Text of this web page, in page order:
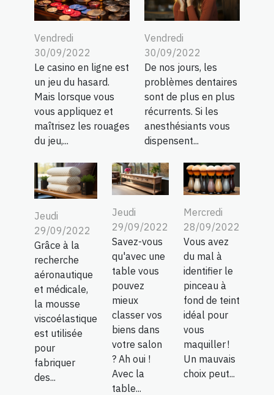
Vendredi
30/09/2022
Le casino en ligne est
un jeu du hasard.
Mais lorsque vous
vous appliquez et
maîtrisez les rouages
du jeu,...
Vendredi
30/09/2022
De nos jours, les
problèmes dentaires
sont de plus en plus
récurrents. Si les
anesthésiants vous
dispensent...
Jeudi
29/09/2022
Grâce à la
recherche
aéronautique
et médicale,
la mousse
viscoélastique
est utilisée
pour
fabriquer
des...
Jeudi
29/09/2022
Savez-vous
qu'avec une
table vous
pouvez
mieux
classer vos
biens dans
votre salon
? Ah oui !
Avec la
table...
Mercredi
28/09/2022
Vous avez
du mal à
identifier le
pinceau à
fond de teint
idéal pour
vous
maquiller !
Un mauvais
choix peut...